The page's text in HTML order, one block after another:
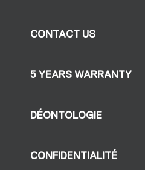
CONTACT US
5 YEARS WARRANTY
DÉONTOLOGIE
CONFIDENTIALITÉ